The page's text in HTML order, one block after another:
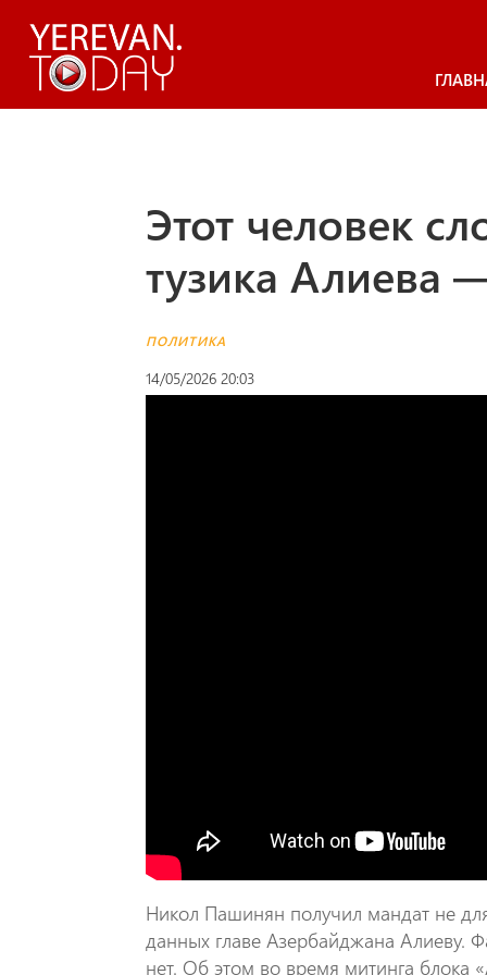
Этот человек
тузика Алиева
ПОЛИТИКА
14/05/2026 20:03
Никол Пашинян получил мандат не
данных главе Азербайджана Алиеву.
нет. Об этом во время митинга блока